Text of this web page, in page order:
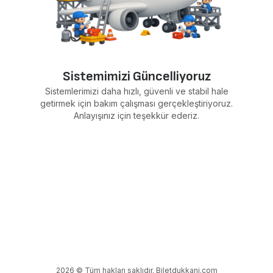
Sistemimizi Güncelliyoruz
Sistemlerimizi daha hızlı, güvenli ve stabil hale
getirmek için bakım çalışması gerçekleştiriyoruz.
Anlayışınız için teşekkür ederiz.
2026 © Tüm hakları saklıdır. Biletdukkani.com